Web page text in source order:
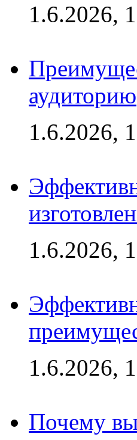
1.6.2026,
аудиторию
1.6.2026,
1.6.2026,
1.6.2026,
Почему